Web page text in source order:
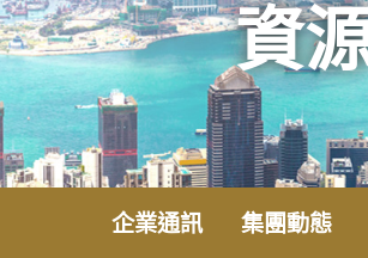
資
企業通訊 集團動態